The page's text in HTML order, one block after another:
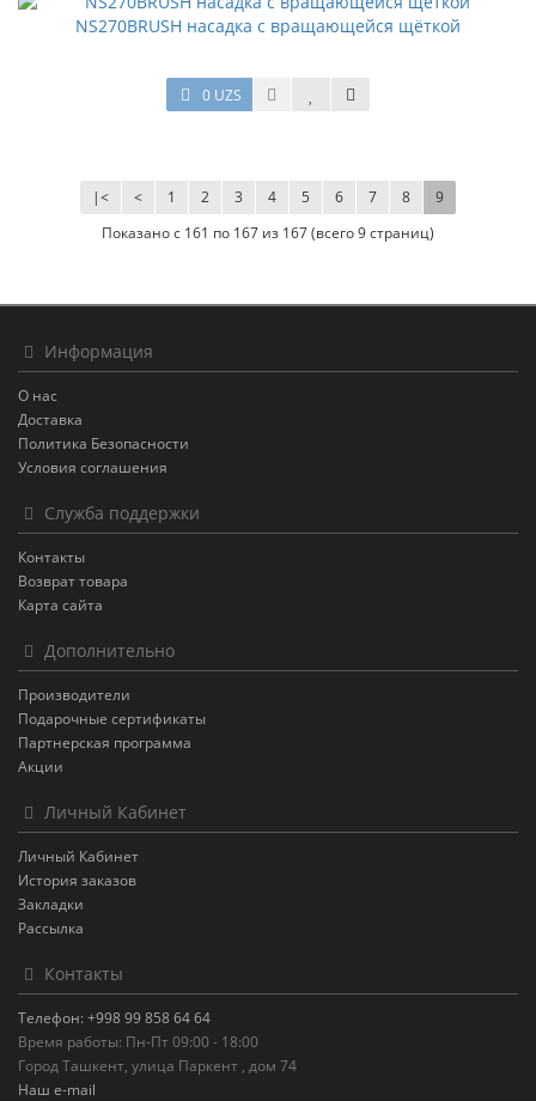
NS270BRUSH насадка с вращающейся щёткой
0 UZS
|< < 1 2 3 4 5 6 7 8 9
Показано с 161 по 167 из 167 (всего 9 страниц)
Информация
О нас
Доставка
Политика Безопасности
Условия соглашения
Служба поддержки
Контакты
Возврат товара
Карта сайта
Дополнительно
Производители
Подарочные сертификаты
Партнерская программа
Акции
Личный Кабинет
Личный Кабинет
История заказов
Закладки
Рассылка
Контакты
Телефон: +998 99 858 64 64
Время работы: Пн-Пт 09:00 - 18:00
Город Ташкент, улица Паркент , дом 74
Наш e-mail